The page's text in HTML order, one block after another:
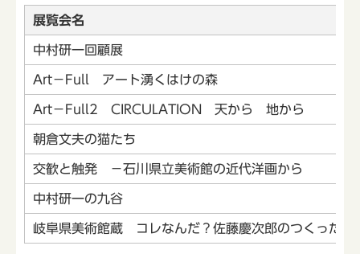
展覧会名
中村研一回顧展
Art－Full アート湧くはけの森
Art－Full2 CIRCULATION 天から 地から
朝倉文夫の猫たち
交歓と触発 －石川県立美術館の近代洋画から
中村研一の九谷
岐阜県美術館蔵 コレなんだ？佐藤慶次郎のつくった不